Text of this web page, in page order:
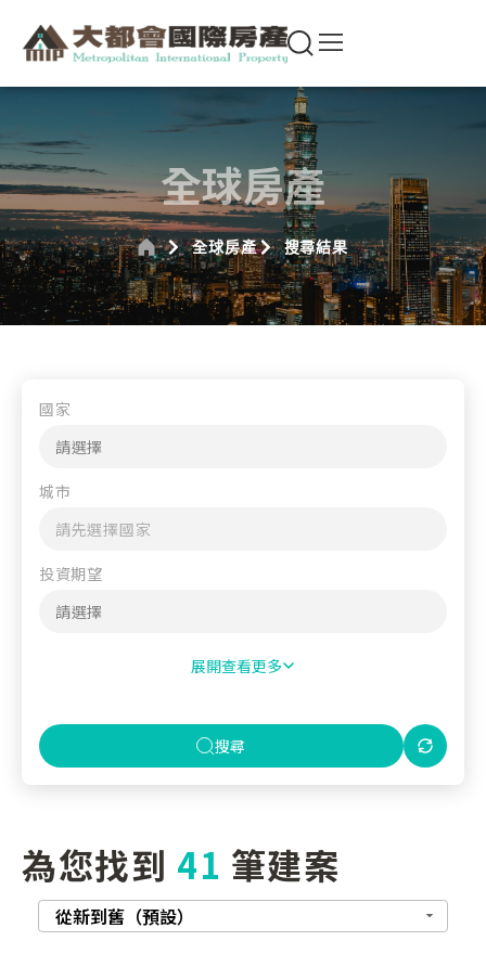
全球房產
全球房產 搜尋結果
國家
城市
投資期望
展開查看更多
搜尋
為您找到 41 筆建案